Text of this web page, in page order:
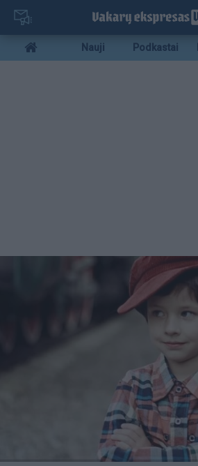
Pereiti
pagrindinį
turinį
Mobile
menu
Nauji Podkastai